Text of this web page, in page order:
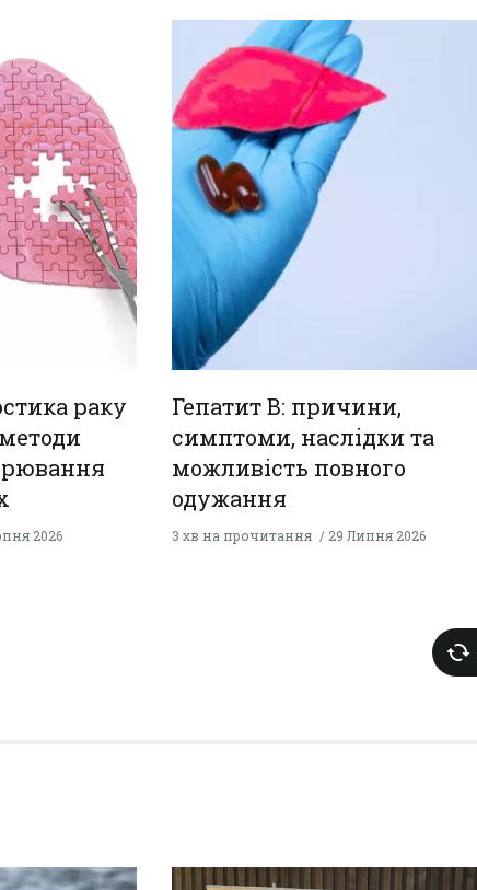
раку
2026
Гепатит B: причини,
симптоми, наслідки та
можливість повного
одужання
3 хв на прочитання 29 Липня 2026